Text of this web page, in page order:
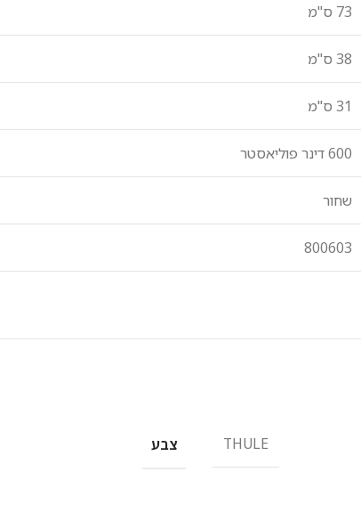
73 ס"מ
38 ס"מ
31 ס"מ
600 דינר פוליאסטר
שחור
800603
THULE צבע